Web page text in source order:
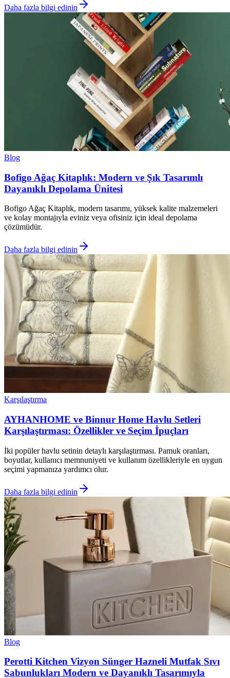
Daha fazla bilgi edinin
Blog
Bofigo Ağaç Kitaplık: Modern ve Şık Tasarımlı
Dayanıklı Depolama Ünitesi
Bofigo Ağaç Kitaplık, modern tasarımı, yüksek kalite malzemeleri
ve kolay montajıyla eviniz veya ofisiniz için ideal depolama
çözümüdür.
Daha fazla bilgi edinin
Karşılaştırma
AYHANHOME ve Binnur Home Havlu Setleri
Karşılaştırması: Özellikler ve Seçim İpuçları
İki popüler havlu setinin detaylı karşılaştırması. Pamuk oranları,
boyutlar, kullanıcı memnuniyeti ve kullanım özellikleriyle en uygun
seçimi yapmanıza yardımcı olur.
Daha fazla bilgi edinin
Blog
Perotti Kitchen Vizyon Sünger Hazneli Mutfak Sıvı
Sabunlukları Modern ve Dayanıklı Tasarımıyla